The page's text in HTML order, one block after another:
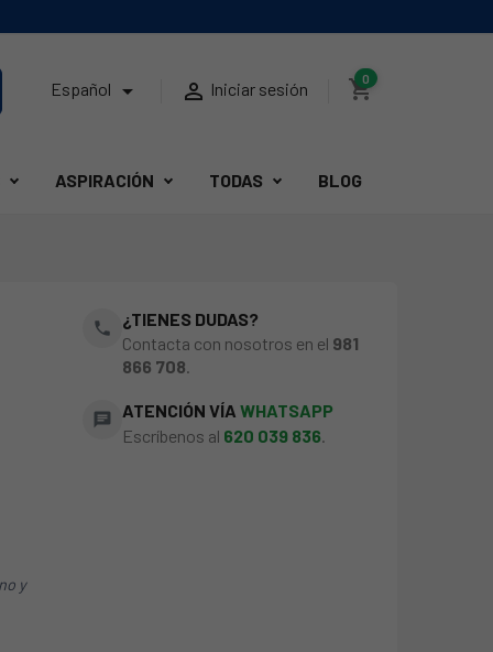
Español   Iniciar sesión shopping_cart
0
ASPIRACIÓN TODAS BLOG
y
phone
¿TIENES DUDAS?
Contacta con nosotros en el 981
866 708.
chat ATENCIÓN VÍAWHATSAPP
Escríbenos al 620 039 836